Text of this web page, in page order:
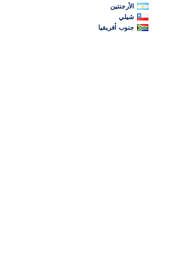
الأرجنتين
شيلي
جنوب أفريقيا